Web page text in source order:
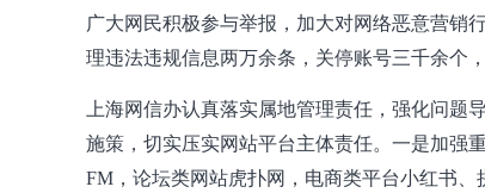
广大网民积极参与举报，加大对网络恶意营销
理违法违规信息两万余条，关停账号三千余个
上海网信办认真落实属地管理责任，强化问题
施策，切实压实网站平台主体责任。一是加强
FM，论坛类网站虎扑网，电商类平台小红书